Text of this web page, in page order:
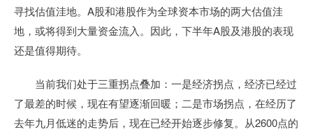
寻找估值洼地。A股和港股作为全球资本市场的两大估值洼
地，或将得到大量资金流入。因此，下半年A股及港股的表现
还是值得期待。
当前我们处于三重拐点叠加：一是经济拐点，经济已经过
了最差的时候，现在有望逐渐回暖；二是市场拐点，在经历了
去年九月低迷的走势后，现在已经开始逐步修复。从2600点的